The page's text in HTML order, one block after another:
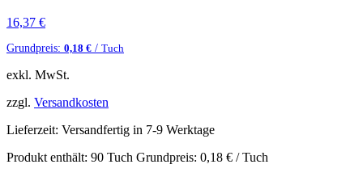
16,37 €
Grundpreis: 0,18 € / Tuch
exkl. MwSt.
zzgl. Versandkosten
Lieferzeit: Versandfertig in 7-9 Werktage
Produkt enthält: 90 Tuch Grundpreis: 0,18 € /Tuch